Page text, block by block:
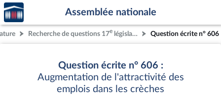
Aller au contenu
Aller en bas de la page
Accèder
à la
page
d'accueil
Assemblée nationale
Recherche de questions 17e législature Question écrite n° 606
Question écrite n° 606 :
Augmentation de l'attractivité des
emplois dans les crèches